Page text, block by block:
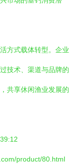
方式载体转型。企业
技术、渠道与品牌的
共享休闲渔业发展的
product/80.html